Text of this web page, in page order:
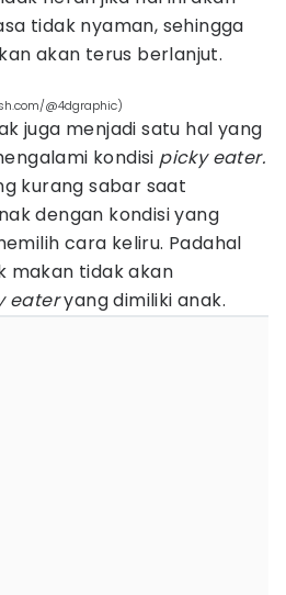
tidak nyaman, sehingga
akan terus berlanjut.
@4dgraphic)
juga menjadi satu hal yang
kondisi picky eater.
kurang sabar saat
dengan kondisi yang
cara keliru. Padahal
makan tidak akan
eateryang dimiliki anak.